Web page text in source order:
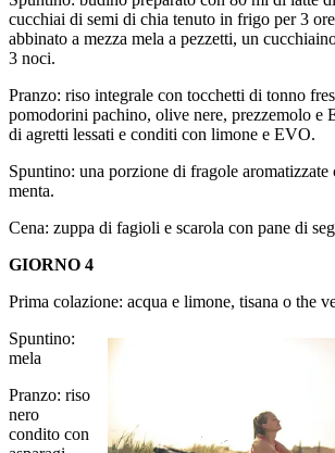
cucchiai di semi di chia tenuto in frigo per 3
abbinato a mezza mela a pezzetti, un
3 noci.
Pranzo: riso integrale con tocchetti di tonno
pomodorini pachino, olive nere, prezzemolo e
di agretti lessati e conditi con limone e EVO.
Spuntino: una porzione di fragole
menta.
Cena: zuppa di fagioli e scarola con pane di
GIORNO 4
Prima colazione: acqua e limone, tisana o the
Spuntino:
mela
Pranzo: riso
nero
condito con